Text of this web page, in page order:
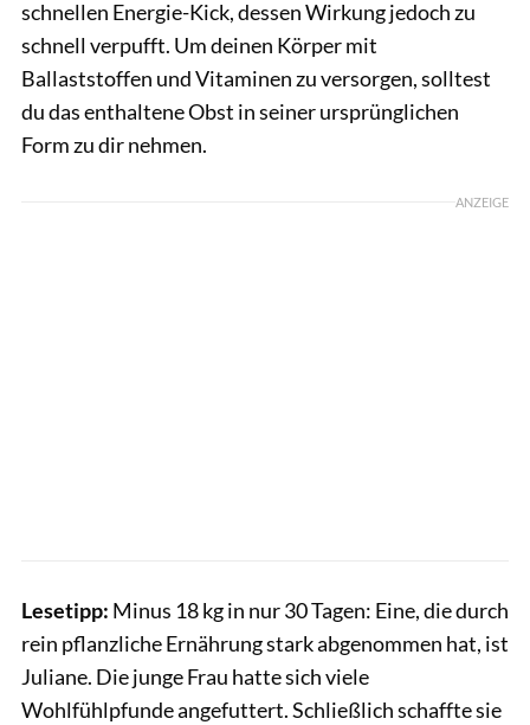
schnellen Energie-Kick, dessen Wirkung jedoch zu
schnell verpufft. Um deinen Körper mit
Ballaststoffen und Vitaminen zu versorgen, solltest
du das enthaltene Obst in seiner ursprünglichen
Form zu dir nehmen.
ANZEIGE
Lesetipp: Minus 18 kg in nur 30 Tagen: Eine, die durch
rein pflanzliche Ernährung stark abgenommen hat, ist
Juliane. Die junge Frau hatte sich viele
Wohlfühlpfunde angefuttert. Schließlich schaffte sie